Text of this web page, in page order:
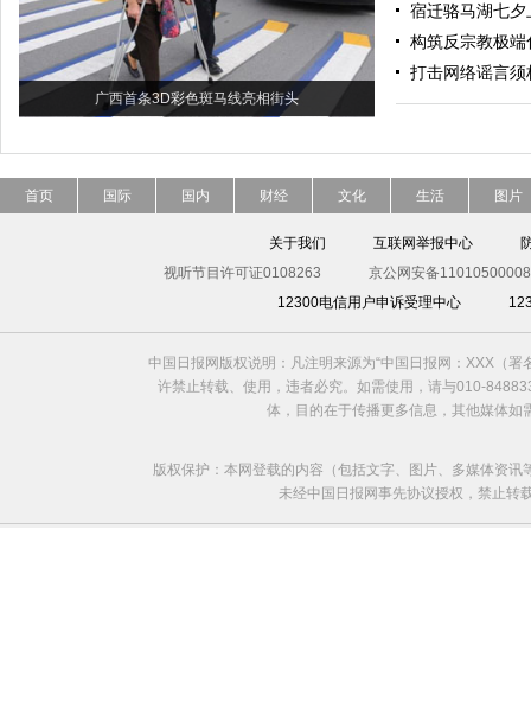
广西首条3D彩色斑马线亮相街头
宿迁骆马湖七
构筑反宗教极端
打击网络谣言须
首页 国际 国内 财经 文化 生活 图片
关于我们 互联网举报中心
视听节目许可证0108263
京公网安备
12300电信用户申诉受理中心
中国日报网版权说明：凡注明来源为“中国日报网：XXX（
许禁止转载、使用，违者必究。如需使用，请与010-
体，目的在于传播更多信息，其他媒体
版权保护：本网登载的内容（包括文字、图片、多媒体资
未经中国日报网事先协议授权，禁止转